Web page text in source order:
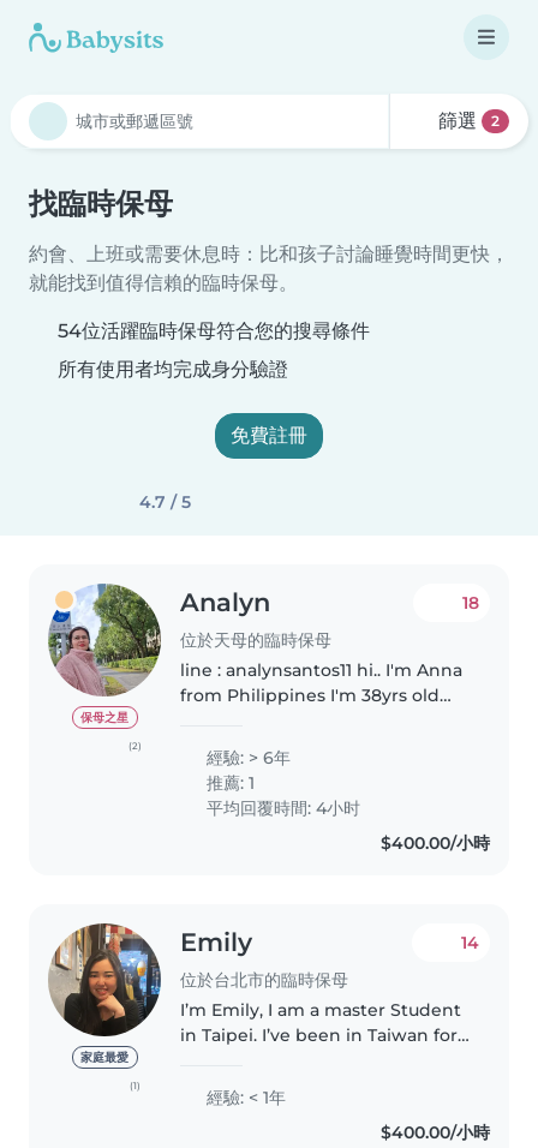
篩選 2
找臨時保母
約會、上班或需要休息時：比和孩子討論睡覺時間更快，
就能找到值得信賴的臨時保母。
54位活躍臨時保母符合您的搜尋條件
所有使用者均完成身分驗證
免費註冊
4.7 / 5
保母之星
(2)
Analyn
位於天母的臨時保母
18
line : analynsantos11 hi.. I'm Anna
from Philippines I'm 38yrs old
person who is happy and always
smiles, I'm looking for part time
(baby sitting)(house..
經驗: > 6年
推薦: 1
平均回覆時間: 4小时
$400.00/小時
家庭最愛
(1)
Emily
位於台北市的臨時保母
14
I’m Emily, I am a master Student
in Taipei. I’ve been in Taiwan for
comfortable to help with
homework assistance as wall if..
經驗: < 1年
$400.00/小時